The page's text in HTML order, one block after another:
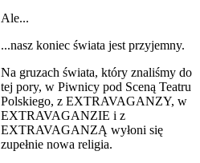
Ale...
...nasz koniec świata jest przyjemny.
Na gruzach świata, który znaliśmy do
tej pory, w Piwnicy pod Sceną Teatru
Polskiego, z EXTRAVAGANZY, w
EXTRAVAGANZIE i z
EXTRAVAGANZĄ wyłoni się
zupełnie nowa religia.